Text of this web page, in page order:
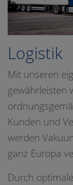
Logistik
Mit unseren
gewährleisten
Kunden und
werden
ganz Europa
Durch